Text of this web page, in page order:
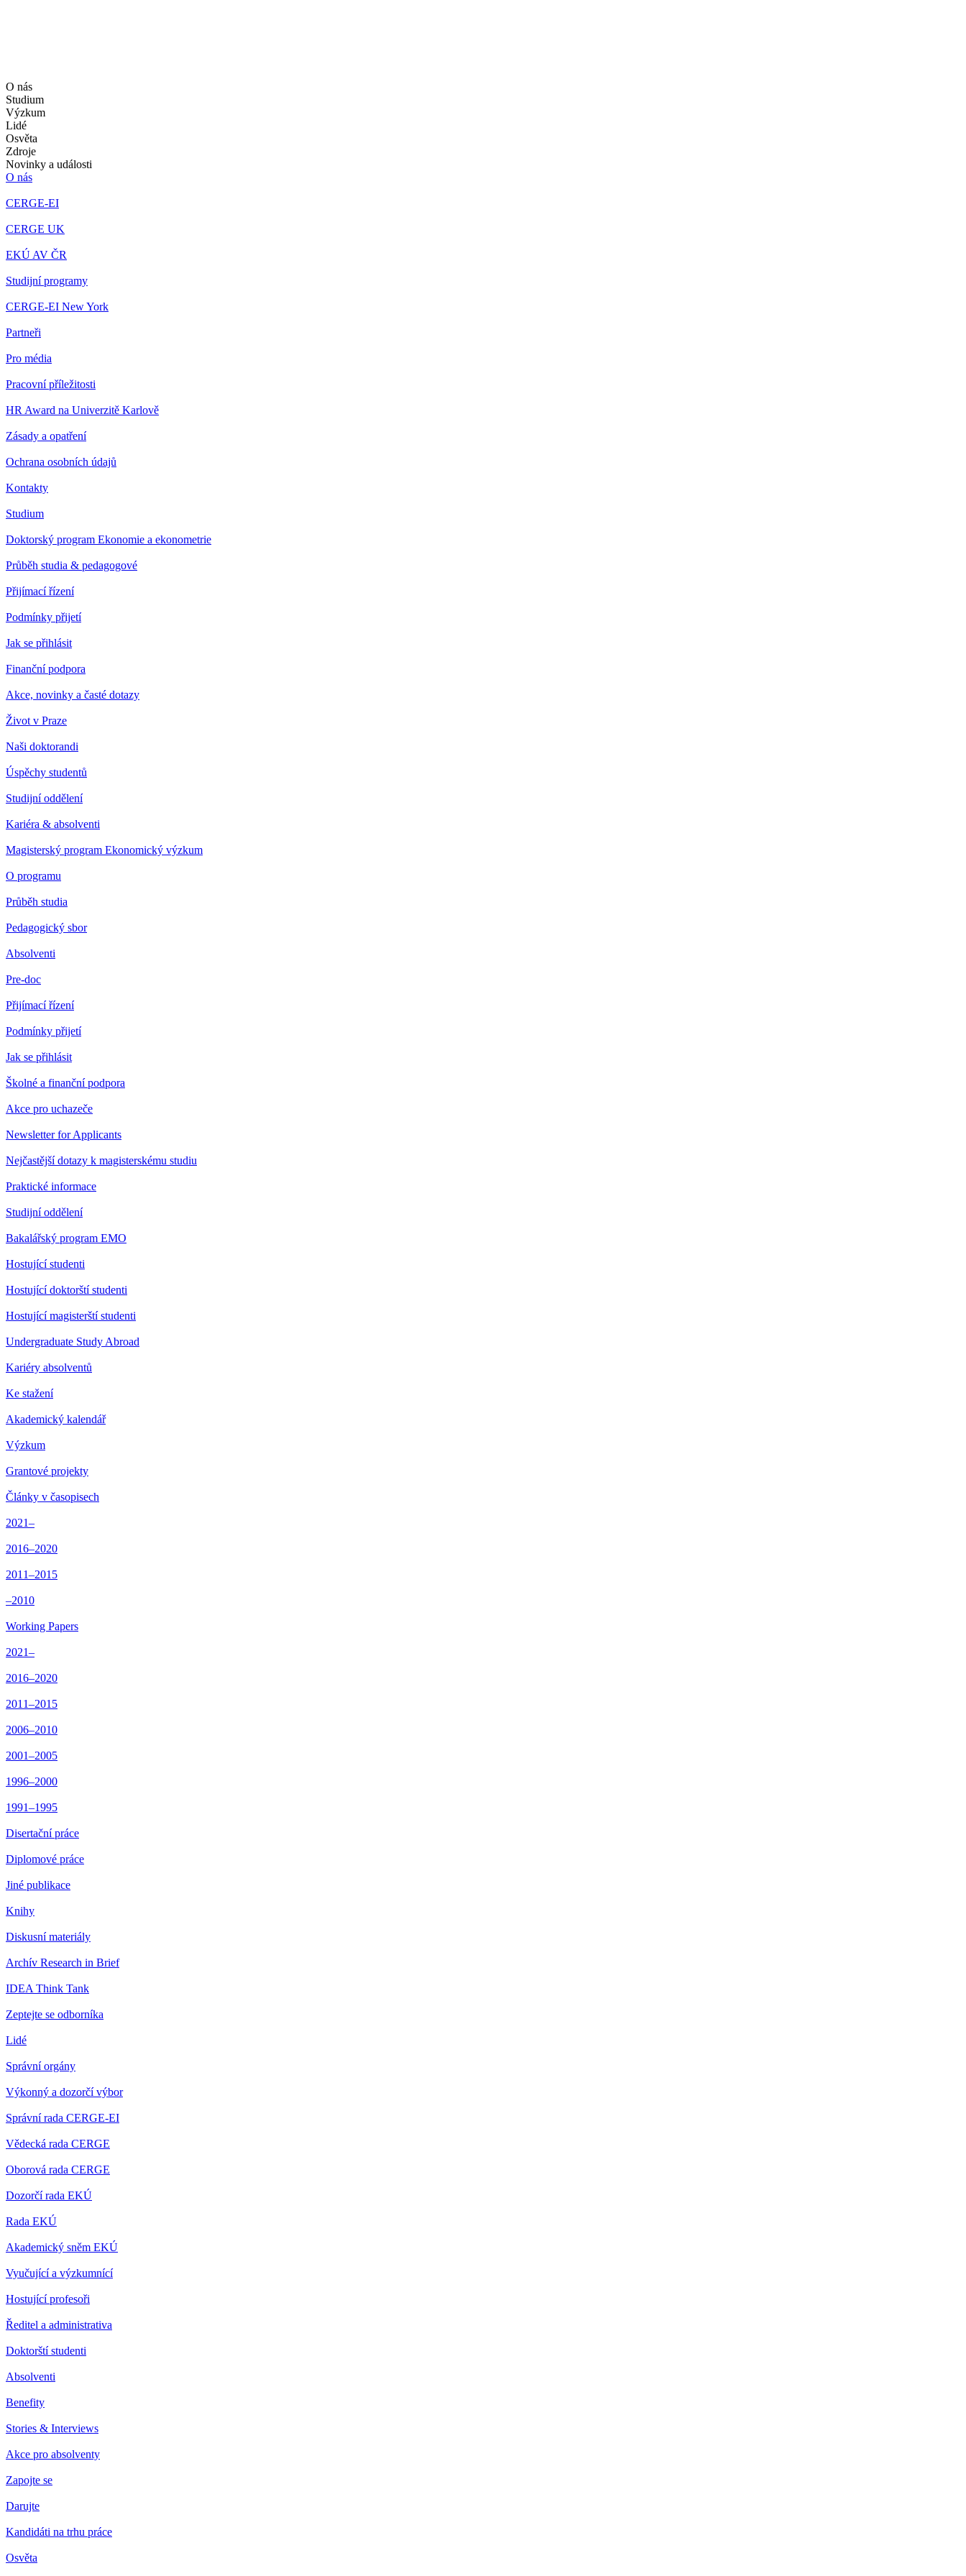
O nás
Studium
Výzkum
Lidé
Osvěta
Zdroje
Novinky a události
O nás
CERGE-EI
CERGE UK
EKÚ AV ČR
Studijní programy
CERGE-EI New York
Partneři
Pro média
Pracovní příležitosti
HR Award na Univerzitě Karlově
Zásady a opatření
Ochrana osobních údajů
Kontakty
Studium
Doktorský program Ekonomie a ekonometrie
Průběh studia & pedagogové
Přijímací řízení
Podmínky přijetí
Jak se přihlásit
Finanční podpora
Akce, novinky a časté dotazy
Život v Praze
Naši doktorandi
Úspěchy studentů
Studijní oddělení
Kariéra & absolventi
Magisterský program Ekonomický výzkum
O programu
Průběh studia
Pedagogický sbor
Absolventi
Pre-doc
Přijímací řízení
Podmínky přijetí
Jak se přihlásit
Školné a finanční podpora
Akce pro uchazeče
Newsletter for Applicants
Nejčastější dotazy k magisterskému studiu
Praktické informace
Studijní oddělení
Bakalářský program EMO
Hostující studenti
Hostující doktorští studenti
Hostující magisterští studenti
Undergraduate Study Abroad
Kariéry absolventů
Ke stažení
Akademický kalendář
Výzkum
Grantové projekty
Články v časopisech
2021–
2016–2020
2011–2015
–2010
Working Papers
2021–
2016–2020
2011–2015
2006–2010
2001–2005
1996–2000
1991–1995
Disertační práce
Diplomové práce
Jiné publikace
Knihy
Diskusní materiály
Archív Research in Brief
IDEA Think Tank
Zeptejte se odborníka
Lidé
Správní orgány
Výkonný a dozorčí výbor
Správní rada CERGE-EI
Vědecká rada CERGE
Oborová rada CERGE
Dozorčí rada EKÚ
Rada EKÚ
Akademický sněm EKÚ
Vyučující a výzkumnící
Hostující profesoři
Ředitel a administrativa
Doktorští studenti
Absolventi
Benefity
Stories & Interviews
Akce pro absolventy
Zapojte se
Darujte
Kandidáti na trhu práce
Osvěta